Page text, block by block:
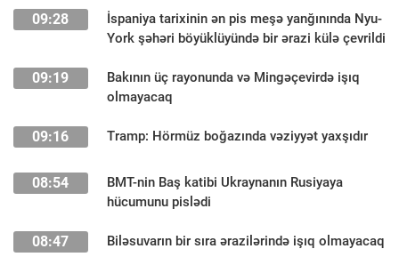
09:28
İspaniya tarixinin ən pis meşə yanğınında Nyu-
York şəhəri böyüklüyündə bir ərazi külə çevrildi
09:19
Bakının üç rayonunda və Mingəçevirdə işıq
olmayacaq
09:16 Tramp: Hörmüz boğazında vəziyyət yaxşıdır
08:54
BMT-nin Baş katibi Ukraynanın Rusiyaya
hücumunu pislədi
08:47 Biləsuvarın bir sıra ərazilərində işıq olmayacaq